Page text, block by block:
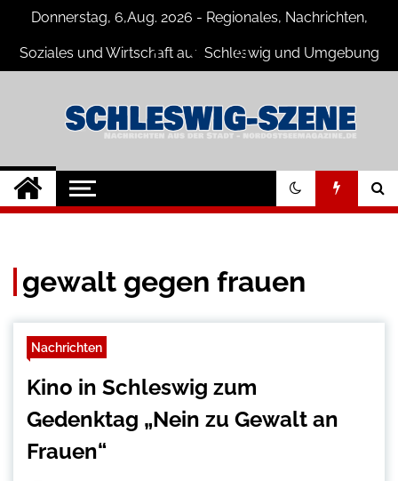
content
Donnerstag, 6,Aug. 2026 - Regionales, Nachrichten,
Soziales und Wirtschaft aus Schleswig und Umgebung
Schleswig Szene
Neuigkeiten und Nachrichten aus
Schleswig und Umgebung
gewalt gegen frauen
Nachrichten
Kino in Schleswig zum
Gedenktag „Nein zu Gewalt an
Frauen“